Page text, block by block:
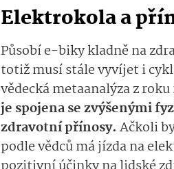
Elektrokola a
Působí e-biky kladně na
totiž musí stále vyvíjet i
vědecká metaanalýza z
je spojena se zvýšenými
zdravotní přínosy. Ačkoli
podle vědců má jízda na